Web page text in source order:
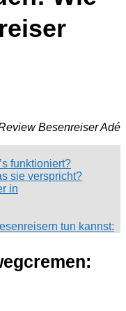
Besenreiser Adé
funktioniert?
sie verspricht?
in
tun kannst: